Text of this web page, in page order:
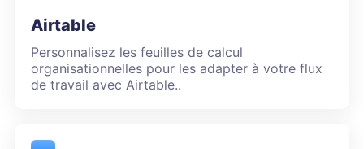
Airtable
Personnalisez les feuilles de calcul
organisationnelles pour les adapter à votre flux
de travail avec Airtable..